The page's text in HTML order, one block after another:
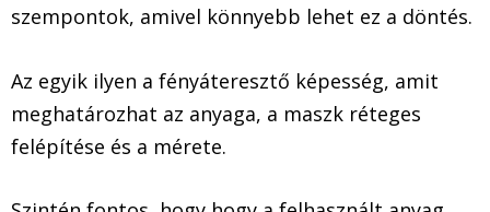
szempontok, amivel könnyebb lehet ez a döntés.
Az egyik ilyen a fényáteresztő képesség, amit
meghatározhat az anyaga, a maszk réteges
felépítése és a mérete.